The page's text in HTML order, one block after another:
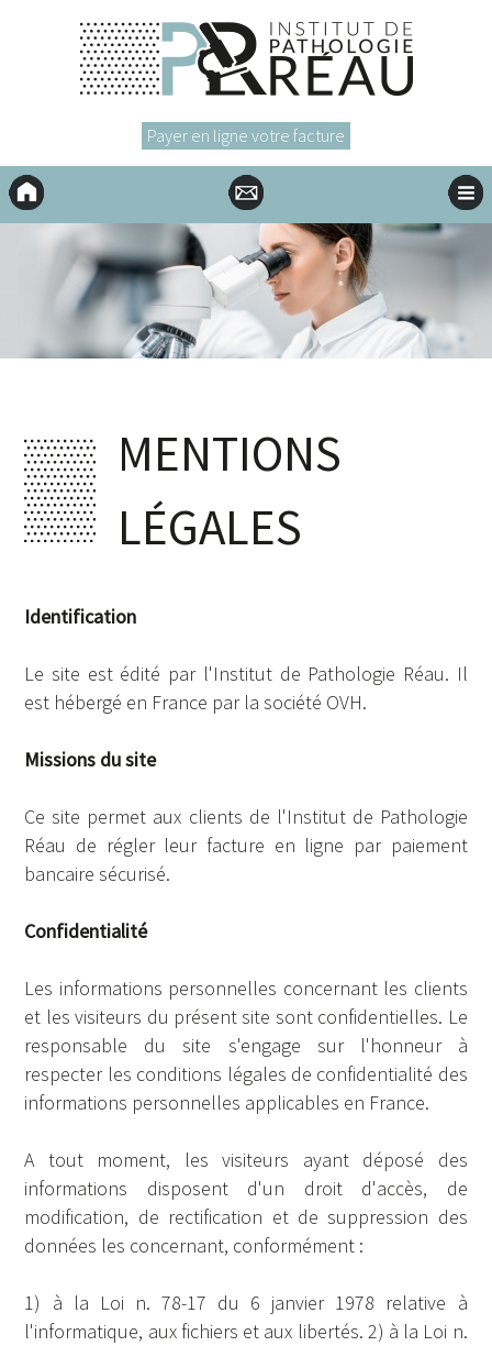
Payer en ligne votre facture
Contact
MENTIONS
LÉGALES
Identification
Le site est édité par l'Institut de Pathologie Réau. Il
est hébergé en France par la société OVH.
Missions du site
Ce site permet aux clients de l'Institut de Pathologie
Réau de régler leur facture en ligne par paiement
bancaire sécurisé.
Confidentialité
Les informations personnelles concernant les clients
et les visiteurs du présent site sont confidentielles. Le
responsable du site s'engage sur l'honneur à
respecter les conditions légales de confidentialité des
informations personnelles applicables en France.
A tout moment, les visiteurs ayant déposé des
informations disposent d'un droit d'accès, de
modification, de rectification et de suppression des
données les concernant, conformément :
1) à la Loi n. 78-17 du 6 janvier 1978 relative à
l'informatique, aux fichiers et aux libertés. 2) à la Loi n.